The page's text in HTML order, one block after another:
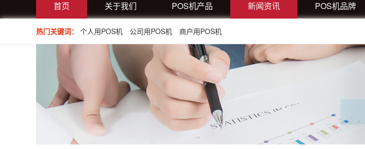
首页 关于我们 POS机产品 新闻资讯 POS机品牌
热门关键词： 个人用POS机 公司用POS机 商户用POS机